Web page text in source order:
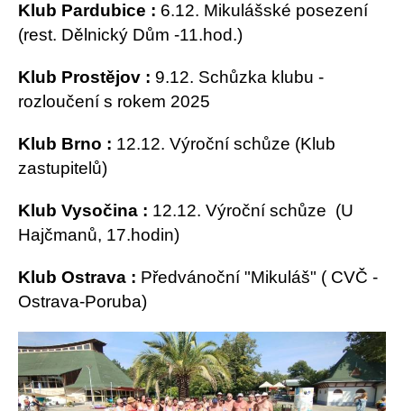
Klub Pardubice : 6.12. Mikulášské posezení
(rest. Dělnický Dům -11.hod.)
Klub Prostějov : 9.12. Schůzka klubu -
rozloučení s rokem 2025
Klub Brno : 12.12. Výroční schůze (Klub
zastupitelů)
Klub Vysočina : 12.12. Výroční schůze (U
Hajčmanů, 17.hodin)
Klub Ostrava : Předvánoční "Mikuláš" ( CVČ -
Ostrava-Poruba)